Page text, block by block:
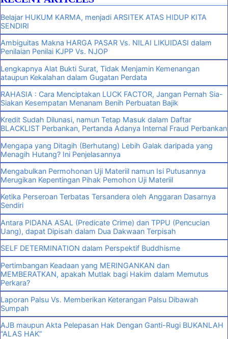
Belajar HUKUM KARMA, menjadi ARSITEK ATAS HIDUP KITA
SENDIRI
Ambiguitas Makna HARGA PASAR Vs. NILAI LIKUIDASI dalam
Penilaian Penilai KJPP Vs. NJOP
Lengkapnya Alat Bukti Surat, Tidak Menjamin Kemenangan
ataupun Kekalahan dalam Gugatan Perdata
RAHASIA : Cara Menciptakan LUCK FACTOR, Jangan Pernah Sia-
Siakan Kesempatan Menanam Benih Perbuatan Bajik
Kredit Sudah Dilunasi, namun Tetap Masuk dalam Daftar
BLACKLIST Perbankan, Pertanda Adanya Internal Fraud Perbankan
Mengapa yang Ditagih (Berhutang) Lebih Galak daripada yang
Menagih Hutang? Ini Penjelasannya
Mengabulkan Permohonan Uji Materiil namun Isi Putusannya
Merugikan Kepentingan Pihak Pemohon Uji Materiil
Ketika Perseroan Terbatas Tersandera oleh Anggaran Dasarnya
Sendiri
Antara PIDANA ASAL (Predicate Crime) dan TPPU (Pencucian
Uang), dapat Dipisah dalam Dua Dakwaan Terpisah
SELF DETERMINATION dalam Perspektif Buddhisme
Pertimbangan Keadaan yang MERINGANKAN dan
MEMBERATKAN, apakah Mutlak bagi Hakim dalam Memutus
Perkara?
Laporan Palsu Vs. Memberikan Keterangan Palsu Dibawah
Sumpah
AJB maupun Akta Pelepasan Hak Dengan Ganti-Rugi BUKANLAH
“ALAS HAK”